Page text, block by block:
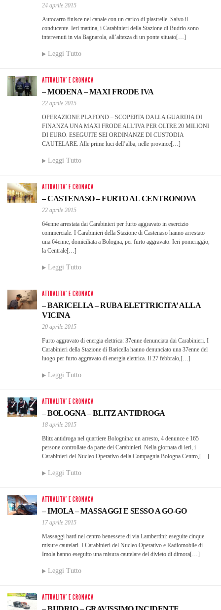
24 aprile 2015
Autocarro finisce nel canale con un carico di piastrelle. Salvo il
conducente. Ieri mattina, i Carabinieri della Stazione di Budrio sono
intervenuti in via Bagnarola, all’altezza di un ponte situato[…]
Leggi Tutto
ATTUALITA' E CRONACA
– MODENA – MAXI FRODE IVA
22 aprile 2015
OPERAZIONE PLAFOND – SCOPERTA DALLA GUARDIA DI
FINANZA UNA MAXI FRODE ALL’IVA PER OLTRE 20 MILIONI
DI EURO. ESEGUITE SEI ORDINANZE DI CUSTODIA
CAUTELARE. Alle prime luci dell’alba, nelle province[…]
Leggi Tutto
ATTUALITA' E CRONACA
– CASTENASO – FURTO AL CENTRONOVA
22 aprile 2015
64enne arrestata dai Carabinieri per furto aggravato in esercizio
commerciale. I Carabinieri della Stazione di Castenaso hanno arrestato
una 64enne, domiciliata a Bologna, per furto aggravato. Ieri pomeriggio,
la Centrale[…]
Leggi Tutto
ATTUALITA' E CRONACA
– BARICELLA – RUBA ELETTRICITA’ ALLA
VICINA
20 aprile 2015
Furto aggravato di energia elettrica: 37enne denunciata dai Carabinieri. I
Carabinieri della Stazione di Baricella hanno denunciato una 37enne del
luogo per furto aggravato di energia elettrica. Il 27 febbraio,[…]
Leggi Tutto
ATTUALITA' E CRONACA
– BOLOGNA – BLITZ ANTIDROGA
18 aprile 2015
Blitz antidroga nel quartiere Bolognina: un arresto, 4 denunce e 165
persone controllate da parte dei Carabinieri. Nella giornata di ieri, i
Carabinieri del Nucleo Operativo della Compagnia Bologna Centro,[…]
Leggi Tutto
ATTUALITA' E CRONACA
– IMOLA – MASSAGGI E SESSO A GO-GO
17 aprile 2015
Massaggi hard nel centro benessere di via Lambertini: eseguite cinque
misure cautelari. I Carabinieri del Nucleo Operativo e Radiomobile di
Imola hanno eseguito una misura cautelare del divieto di dimora[…]
Leggi Tutto
ATTUALITA' E CRONACA